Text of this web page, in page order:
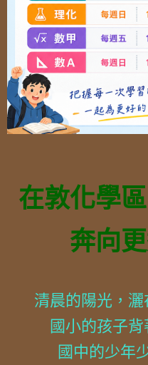
在敦化學
奔向
清晨的陽光，
國小的孩子背
國中的少年